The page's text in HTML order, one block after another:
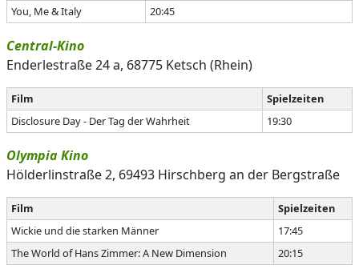
You, Me & Italy
20:45
Central-Kino
Enderlestraße 24 a, 68775 Ketsch (Rhein)
Film
Spielzeiten
Disclosure Day - Der Tag der Wahrheit
19:30
Olympia Kino
Hölderlinstraße 2, 69493 Hirschberg an der Bergstraße
Film
Spielzeiten
Wickie und die starken Männer
17:45
The World of Hans Zimmer: A New Dimension
20:15